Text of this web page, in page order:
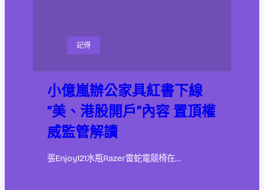
記得
小億嵐辦公家具紅書下線
“美、港股開戶”內容 置頂權
威監管解讀
張Enjoy121水瓶Razer雷蛇電競椅在…